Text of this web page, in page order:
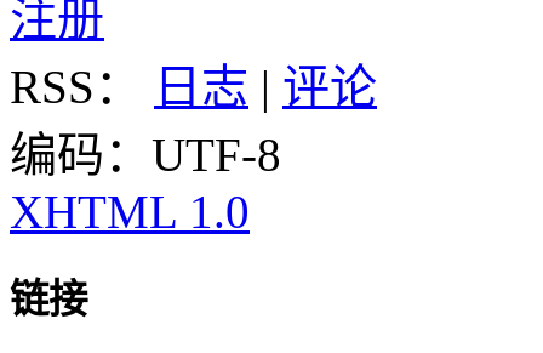
注册
RSS：
日志 | 评论
编码：UTF-8
XHTML 1.0
链接